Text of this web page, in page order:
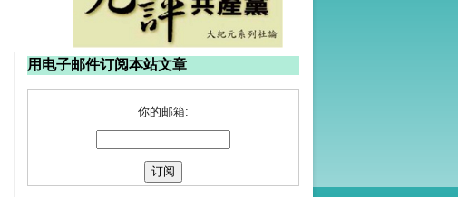
用电子邮件订阅本站文章
你的邮箱: